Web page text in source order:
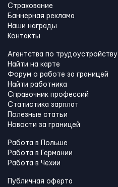
Страхование
Баннерная реклама
Наши награды
Контакты
Агентства по трудоустройству
Найти на карте
Форум о работе за границей
Найти работника
Справочник профессий
Статистика зарплат
Полезные статьи
Новости за границей
Работа в Польше
Работа в Германии
Работа в Чехии
Публичная оферта